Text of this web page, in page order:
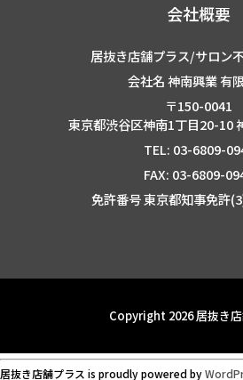
会社概要
居抜き店舗プラス/サロン
会社名 神南興業 有
〒150-0041
東京都渋谷区神南1丁目20-10
TEL: 03-6809-
FAX: 03-6809-
免許番号 東京都知事免許
Copyright 2026 居抜き
居抜き店舗プラス is proudly powered by